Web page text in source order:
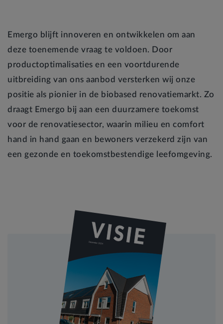
Emergo blijft innoveren en ontwikkelen om aan
deze toenemende vraag te voldoen. Door
productoptimalisaties en een voortdurende
uitbreiding van ons aanbod versterken wij onze
positie als pionier in de biobased renovatiemarkt. Zo
draagt Emergo bij aan een duurzamere toekomst
voor de renovatiesector, waarin milieu en comfort
hand in hand gaan en bewoners verzekerd zijn van
een gezonde en toekomstbestendige leefomgeving.